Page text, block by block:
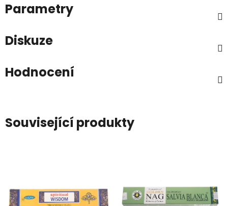
Parametry
Diskuze
Hodnocení
Související produkty